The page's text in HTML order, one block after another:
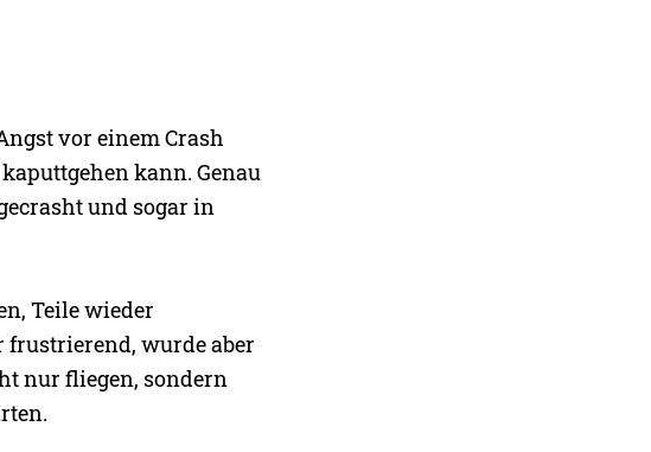
vor einem Crash
kann. Genau
und sogar in
Teile wieder
frustrierend, wurde aber
nur fliegen, sondern